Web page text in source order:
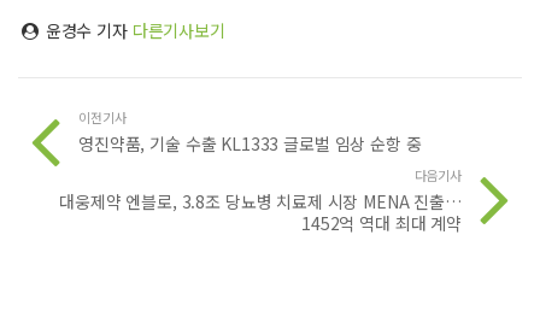
윤경수 기자 다른기사보기
이전기사
영진약품, 기술 수출 KL1333 글로벌 임상 순항 중
다음기사
대웅제약 엔블로, 3.8조 당뇨병 치료제 시장 MENA 진출…
1452억 역대 최대 계약